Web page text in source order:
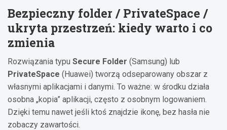
Bezpieczny folder / PrivateSpace /
ukryta przestrzeń: kiedy warto i co
zmienia
Rozwiązania typu Secure Folder (Samsung) lub
PrivateSpace (Huawei) tworzą odseparowany obszar z
własnymi aplikacjami i danymi. To ważne: w środku działa
osobna „kopia” aplikacji, często z osobnym logowaniem.
Dzięki temu nawet jeśli ktoś znajdzie ikonę, bez hasła nie
zobaczy zawartości.